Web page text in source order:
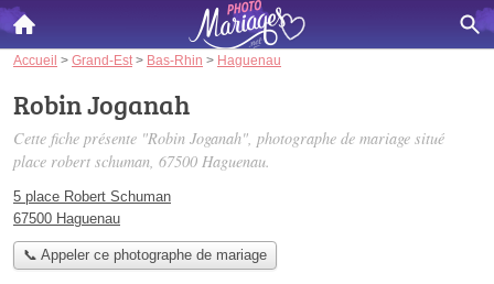
Accueil > Grand-Est > Bas-Rhin > Haguenau
Robin Joganah
Cette fiche présente "Robin Joganah", photographe de mariage situé
place robert schuman, 67500 Haguenau.
5 place Robert Schuman
67500 Haguenau
📞 Appeler ce photographe de mariage